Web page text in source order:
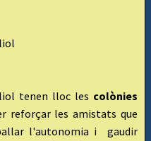
tenen lloc les colònies
reforçar les amistats que
l'autonomia i gaudir